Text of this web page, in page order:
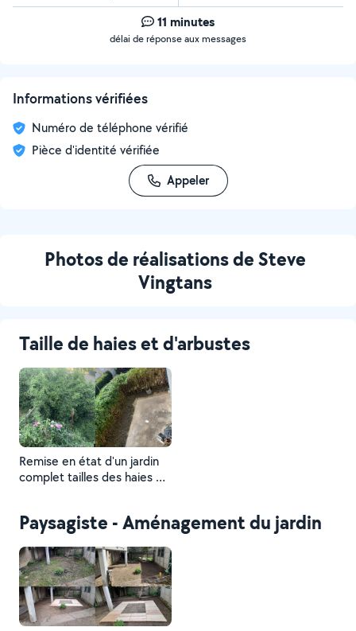
11 minutes
délai de réponse aux messages
Informations vérifiées
Numéro de téléphone vérifié
Pièce d'identité vérifiée
Appeler
Photos de réalisations de Steve
Vingtans
Taille de haies et d'arbustes
Remise en état d'un jardin
complet tailles des haies et
Paysagiste - Aménagement du jardin